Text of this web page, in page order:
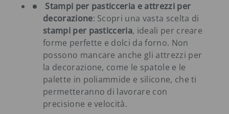
Stampi per pasticceria e attrezzi per
decorazione: Scopri una vasta scelta di
stampi per pasticceria, ideali per creare
forme perfette e dolci da forno. Non
possono mancare anche gli attrezzi per
la decorazione, come le spatole e le
palette in poliammide e silicone, che ti
permetteranno di lavorare con
precisione e velocità.